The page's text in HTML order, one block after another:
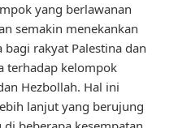
yang berlawanan
semakin menekankan
rakyat Palestina dan
terhadap kelompok
Hezbollah. Hal ini
lanjut yang berujung